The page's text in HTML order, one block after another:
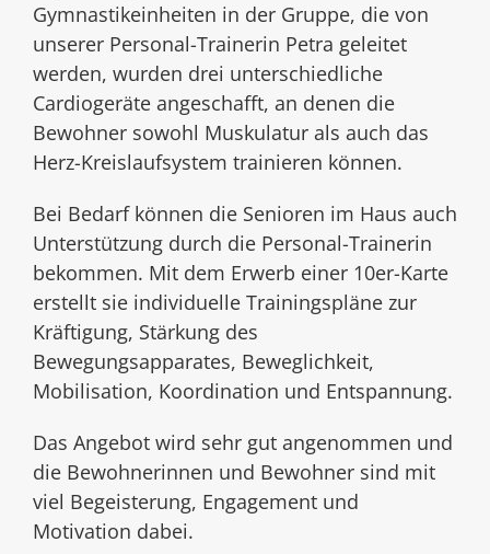
Gymnastikeinheiten in der Gruppe, die von
unserer Personal-Trainerin Petra geleitet
werden, wurden drei unterschiedliche
Cardiogeräte angeschafft, an denen die
Bewohner sowohl Muskulatur als auch das
Herz-Kreislaufsystem trainieren können.
Bei Bedarf können die Senioren im Haus auch
Unterstützung durch die Personal-Trainerin
bekommen. Mit dem Erwerb einer 10er-Karte
erstellt sie individuelle Trainingspläne zur
Kräftigung, Stärkung des
Bewegungsapparates, Beweglichkeit,
Mobilisation, Koordination und Entspannung.
Das Angebot wird sehr gut angenommen und
die Bewohnerinnen und Bewohner sind mit
viel Begeisterung, Engagement und
Motivation dabei.